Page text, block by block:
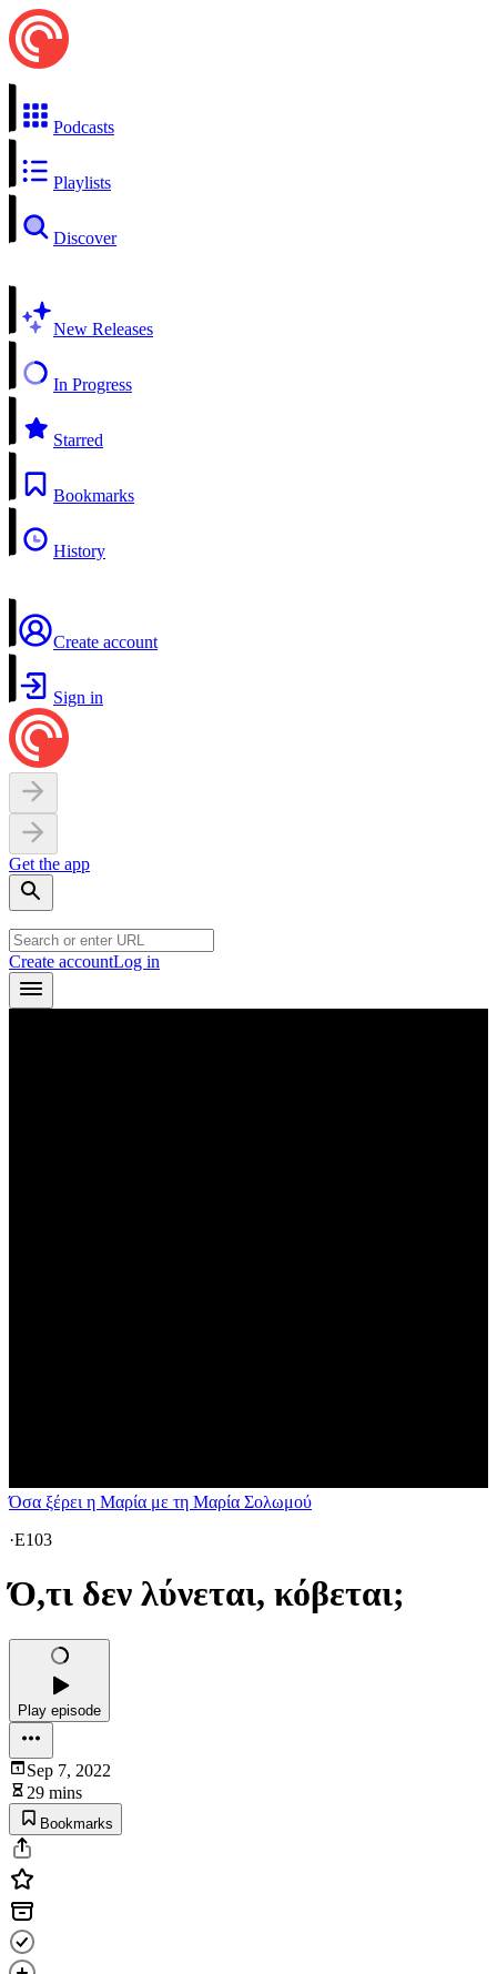
Podcasts
Playlists
Discover
New Releases
In Progress
Starred
Bookmarks
History
Create account
Sign in
Get the app
Create accountLog in
Όσα ξέρει η Μαρία με τη Μαρία Σολωμού
·E103
Ό,τι δεν λύνεται, κόβεται;
Play episode
Sep 7, 2022
29 mins
Bookmarks